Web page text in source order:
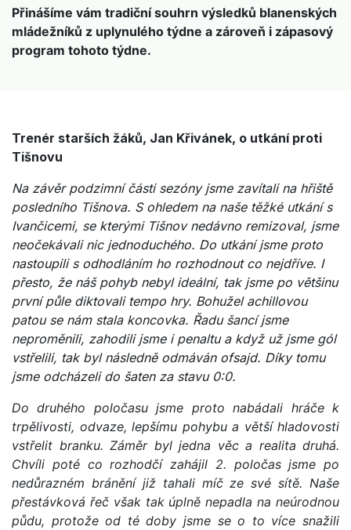
Přinášíme vám tradiční souhrn výsledků blanenských
mládežníků z uplynulého týdne a zároveň i zápasový
program tohoto týdne.
Trenér starších žáků, Jan Křivánek, o utkání proti
Tišnovu
Na závěr podzimní části sezóny jsme zavítali na hřiště
posledního Tišnova. S ohledem na naše těžké utkání s
Ivančicemi, se kterými Tišnov nedávno remizoval, jsme
neočekávali nic jednoduchého. Do utkání jsme proto
nastoupili s odhodláním ho rozhodnout co nejdříve. I
přesto, že náš pohyb nebyl ideální, tak jsme po většinu
první půle diktovali tempo hry. Bohužel achillovou
patou se nám stala koncovka. Řadu šancí jsme
neproměnili, zahodili jsme i penaltu a když už jsme gól
vstřelili, tak byl následně odmáván ofsajd. Díky tomu
jsme odcházeli do šaten za stavu 0:0.
Do druhého poločasu jsme proto nabádali hráče k
trpělivosti, odvaze, lepšímu pohybu a větší hladovosti
vstřelit branku. Záměr byl jedna věc a realita druhá.
Chvíli poté co rozhodčí zahájil 2. poločas jsme po
nedůrazném bránění již tahali míč ze své sítě. Naše
přestávková řeč však tak úplně nepadla na neúrodnou
půdu, protože od té doby jsme se o to více snažili